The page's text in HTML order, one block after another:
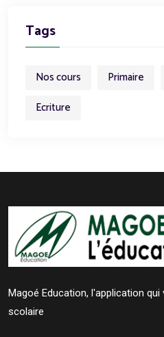
Tags
Nos cours Primaire
Ecriture
Magoé Education, l'application
scolaire